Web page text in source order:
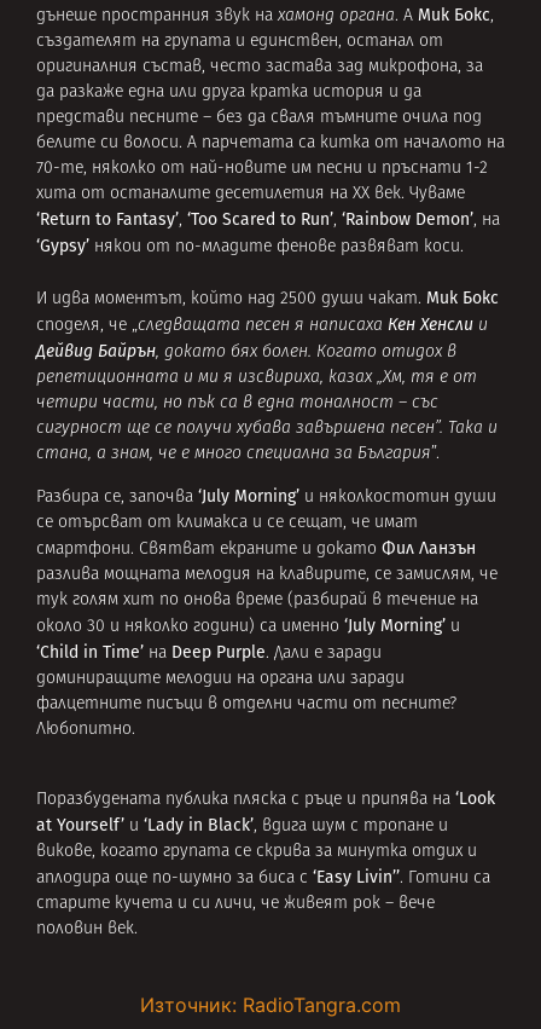
дънеше пространния звук на хамонд органа. А Мик Бокс,
създателят на групата и единствен, останал от
оригиналния състав, често застава зад микрофона, за
да разкаже една или друга кратка история и да
представи песните – без да сваля тъмните очила под
белите си волоси. А парчетата са китка от началото на
70-те, няколко от най-новите им песни и пръснати 1-2
хита от останалите десетилетия на ХХ век. Чуваме
‘Return to Fantasy’, ‘Too Scared to Run’, ‘Rainbow Demon’, на
‘Gypsy’ някои от по-младите фенове развяват коси.
И идва моментът, който над 2500 души чакат. Мик Бокс
споделя, че „следващата песен я написаха Кен Хенсли и
Дейвид Байрън, докато бях болен. Когато отидох в
репетиционната и ми я изсвириха, казах „Хм, тя е от
четири части, но пък са в една тоналност – със
сигурност ще се получи хубава завършена песен”. Така и
стана, а знам, че е много специална за България”.
Разбира се, започва ‘July Morning’ и няколкостотин души
се отърсват от климакса и се сещат, че имат
смартфони. Святват екраните и докато Фил Ланзън
разлива мощната мелодия на клавирите, се замислям, че
тук голям хит по онова време (разбирай в течение на
около 30 и няколко години) са именно ‘July Morning’ и
‘Child in Time’ на Deep Purple. Дали е заради
доминиращите мелодии на органа или заради
фалцетните писъци в отделни части от песните?
Любопитно.
Поразбудената публика пляска с ръце и припява на ‘Look
at Yourself’ и ‘Lady in Black’, вдига шум с тропане и
викове, когато групата се скрива за минутка отдих и
аплодира още по-шумно за биса c ‘Easy Livin’’. Готини са
старите кучета и си личи, че живеят рок – вече
половин век.
Източник: RadioTangra.com